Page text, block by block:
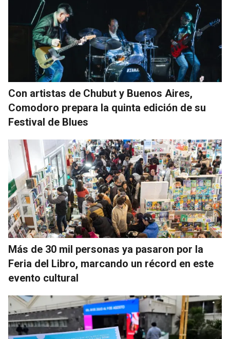
Con artistas de Chubut y Buenos Aires,
Comodoro prepara la quinta edición de su
Festival de Blues
Más de 30 mil personas ya pasaron por la
Feria del Libro, marcando un récord en este
evento cultural